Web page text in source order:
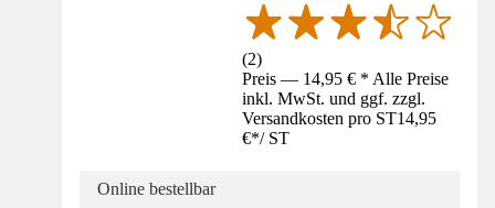
(2)
Preis — 14,95 € * Alle Preise
inkl. MwSt. und ggf. zzgl.
Versandkosten pro ST14,95
€*/ ST
Online bestellbar